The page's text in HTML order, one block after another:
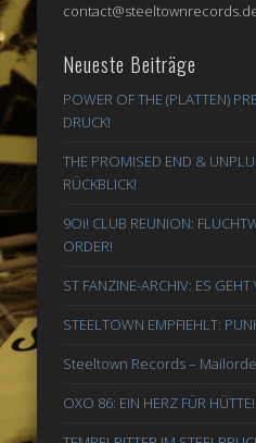
Neueste Beiträge
POWER OF THE (PLATTEN)
DRUCK!
THE PROMISED END &
RÜCKBLICK!
9Oi! CLUB REUNION:
ORDER!
ST FANZINE-ARCHIV: ES GEHT
STEELTOWN EMPFIEHLT:
Steeltown Records –
OXO 86: EIN HERZ FÜR HÜTTE!